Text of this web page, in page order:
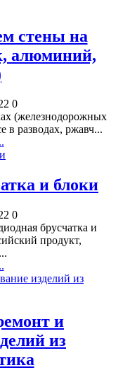
стены на
алюминий,
0
(железнодорожных
в разводах, ржавч...
и блоки
0
брусчатка и
продукт,
и
из